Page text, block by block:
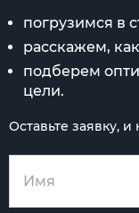
погрузимся в
расскажем,
подберем
цели.
Оставьте заявку,